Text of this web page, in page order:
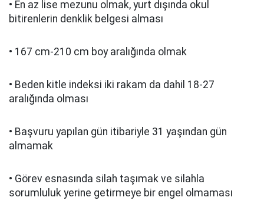
• En az lise mezunu olmak, yurt dışında okul
bitirenlerin denklik belgesi alması
• 167 cm-210 cm boy aralığında olmak
• Beden kitle indeksi iki rakam da dahil 18-27
aralığında olması
• Başvuru yapılan gün itibariyle 31 yaşından gün
almamak
• Görev esnasında silah taşımak ve silahla
sorumluluk yerine getirmeye bir engel olmaması